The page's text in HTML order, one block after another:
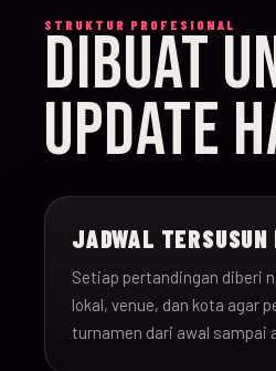
STRUKTUR PROFESIONAL
DIBUAT
UPDATE
JADWAL TERSUSUN
Setiap pertandingan diberi
lokal, venue, dan kota agar
turnamen dari awal sampai